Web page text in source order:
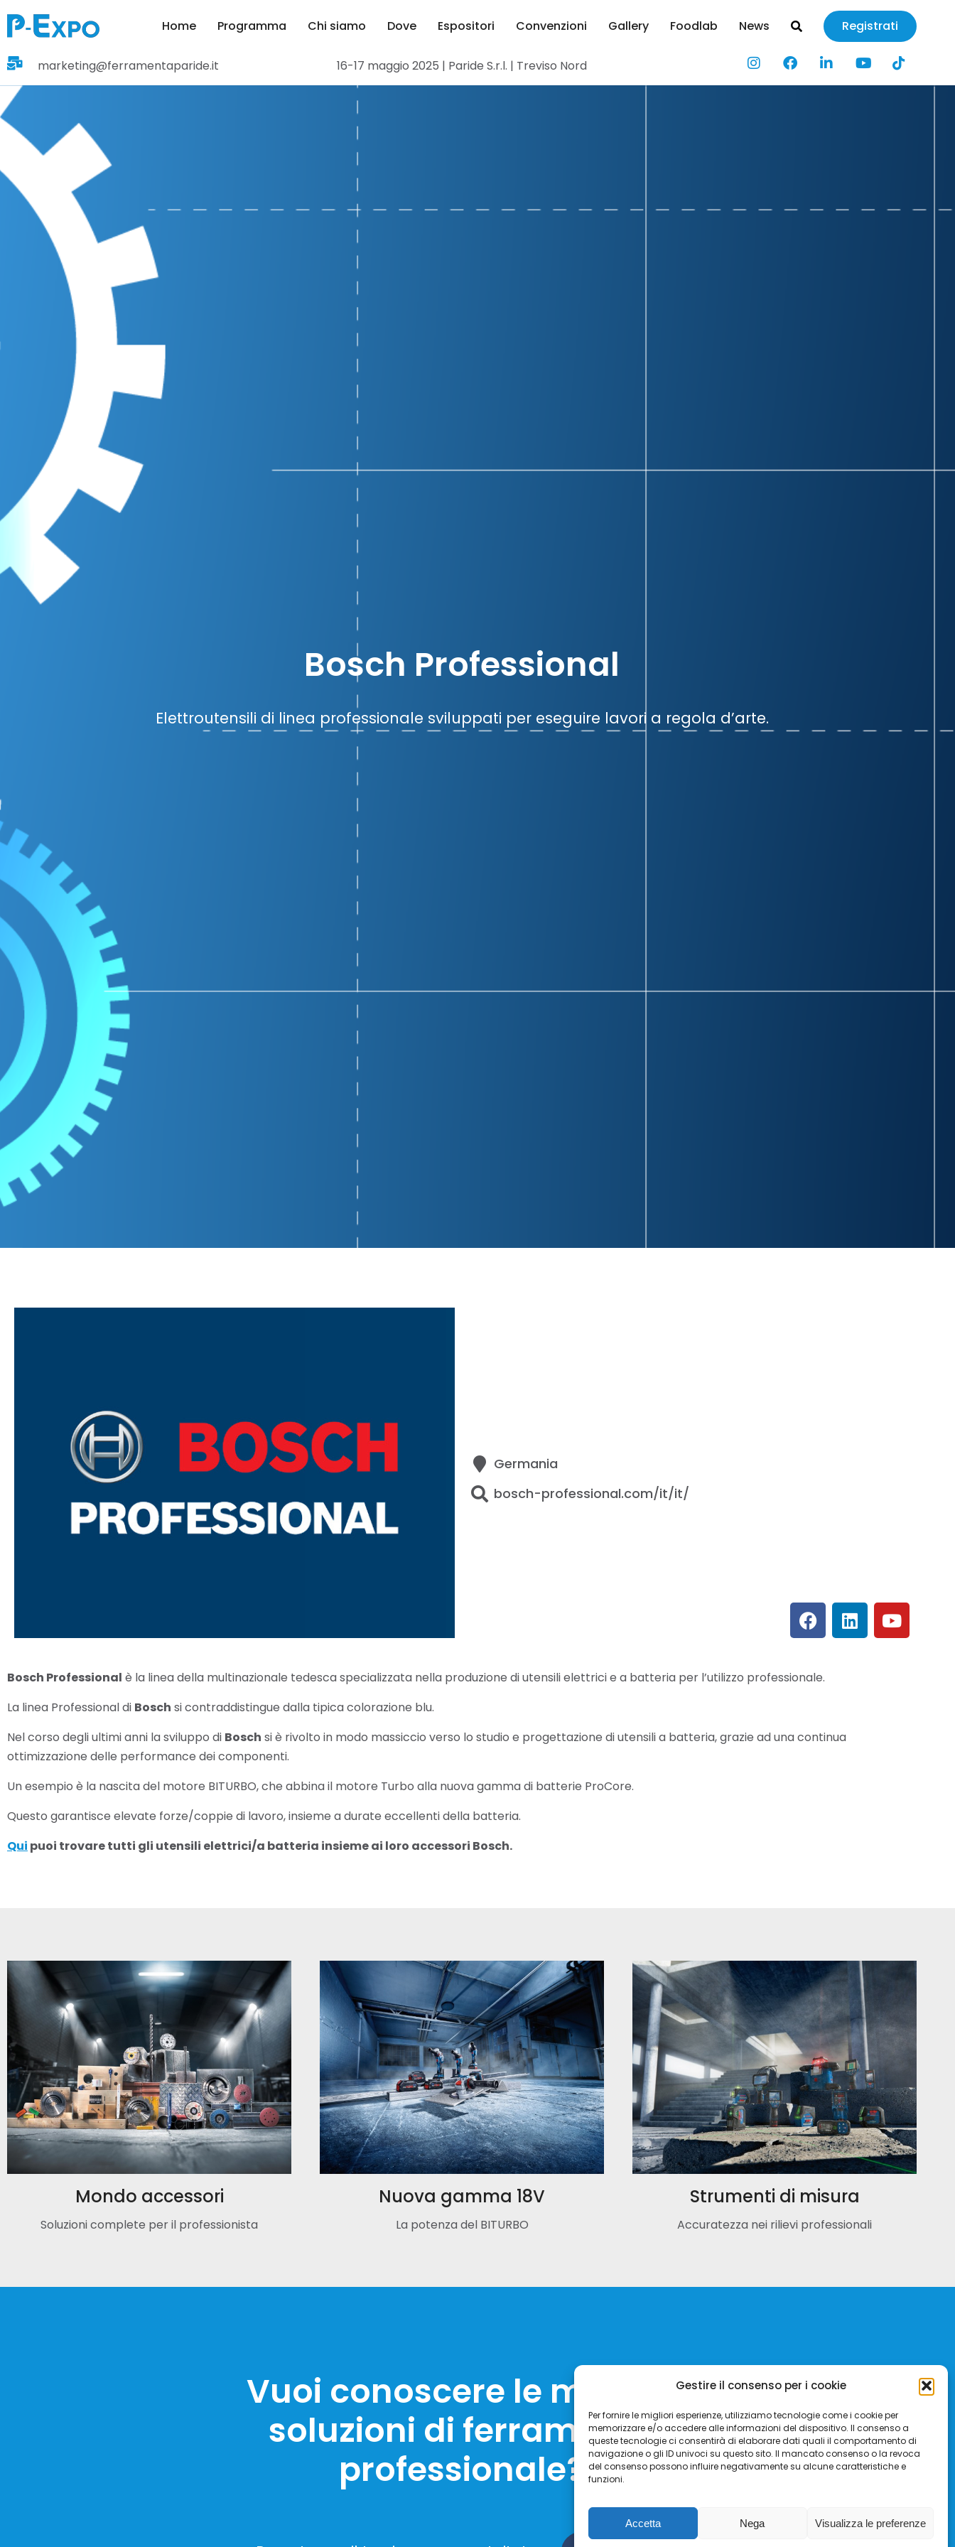
Gestire il consenso per i cookie
Per fornire le migliori esperienze, utilizziamo tecnologie come i cookie per
memorizzare e/o accedere alle informazioni del dispositivo. Il consenso a
queste tecnologie ci consentirà di elaborare dati quali il comportamento di
navigazione o gli ID univoci su questo sito. Il mancato consenso o la revoca
del consenso possono influire negativamente su alcune caratteristiche e
funzioni.
Accetta Nega Visualizza le preferenze
Home Programma Chi siamo Dove Espositori Convenzioni Gallery Foodlab News Registrati
marketing@ferramentaparide.it 16-17 maggio 2025 | Paride S.r.l. | Treviso Nord
Bosch Professional
Elettroutensili di linea professionale sviluppati per eseguire lavori a regola d’arte.
Germania
bosch-professional.com/it/it/
Bosch Professional è la linea della multinazionale tedesca specializzata nella produzione di utensili elettrici e a batteria per l’utilizzo professionale.
La linea Professional di Bosch si contraddistingue dalla tipica colorazione blu.
Nel corso degli ultimi anni la sviluppo di Bosch si è rivolto in modo massiccio verso lo studio e progettazione di utensili a batteria, grazie ad una continua
ottimizzazione delle performance dei componenti.
Un esempio è la nascita del motore BITURBO, che abbina il motore Turbo alla nuova gamma di batterie ProCore.
Questo garantisce elevate forze/coppie di lavoro, insieme a durate eccellenti della batteria.
Qui puoi trovare tutti gli utensili elettrici/a batteria insieme ai loro accessori Bosch.
Mondo accessori
Soluzioni complete per il professionista
Nuova gamma 18V
La potenza del BITURBO
Strumenti di misura
Accuratezza nei rilievi professionali
Vuoi conoscere le migliori
soluzioni di ferramenta
professionale?